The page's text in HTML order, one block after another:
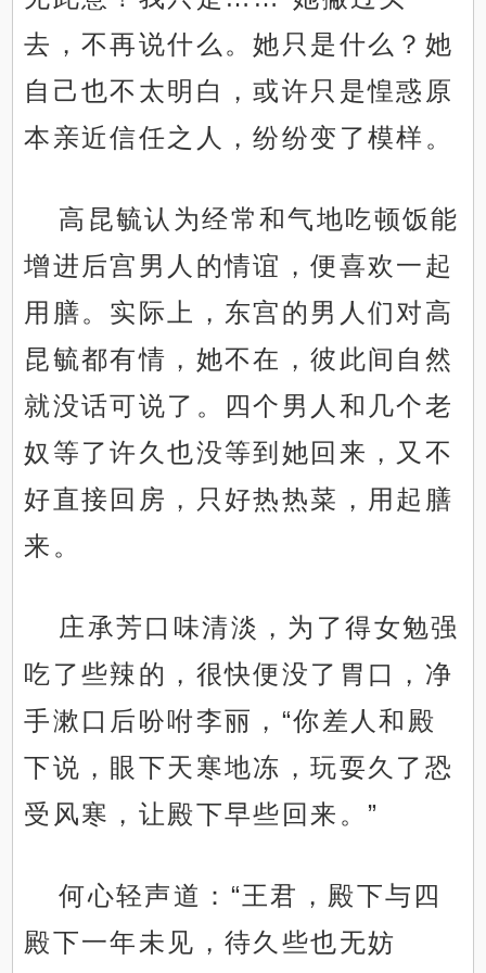
去，不再说什么。她只是什么？她
自己也不太明白，或许只是惶惑原
本亲近信任之人，纷纷变了模样。
高昆毓认为经常和气地吃顿饭能
增进后宫男人的情谊，便喜欢一起
用膳。实际上，东宫的男人们对高
昆毓都有情，她不在，彼此间自然
就没话可说了。四个男人和几个老
奴等了许久也没等到她回来，又不
好直接回房，只好热热菜，用起膳
来。
庄承芳口味清淡，为了得女勉强
吃了些辣的，很快便没了胃口，净
手漱口后吩咐李丽，“你差人和殿
下说，眼下天寒地冻，玩耍久了恐
受风寒，让殿下早些回来。”
何心轻声道：“王君，殿下与四
殿下一年未见，待久些也无妨